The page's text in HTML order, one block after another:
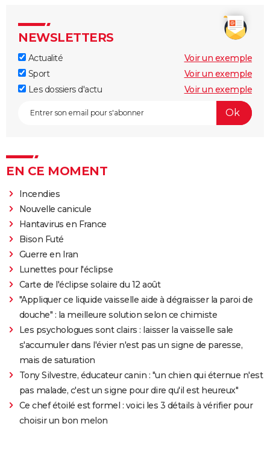
NEWSLETTERS
Actualité
Voir un exemple
Sport
Voir un exemple
Les dossiers d'actu
Voir un exemple
EN CE MOMENT
Incendies
Nouvelle canicule
Hantavirus en France
Bison Futé
Guerre en Iran
Lunettes pour l'éclipse
Carte de l'éclipse solaire du 12 août
"Appliquer ce liquide vaisselle aide à dégraisser la paroi de
douche" : la meilleure solution selon ce chimiste
Les psychologues sont clairs : laisser la vaisselle sale
s'accumuler dans l'évier n'est pas un signe de paresse,
mais de saturation
Tony Silvestre, éducateur canin : "un chien qui éternue n'est
pas malade, c'est un signe pour dire qu'il est heureux"
Ce chef étoilé est formel : voici les 3 détails à vérifier pour
choisir un bon melon